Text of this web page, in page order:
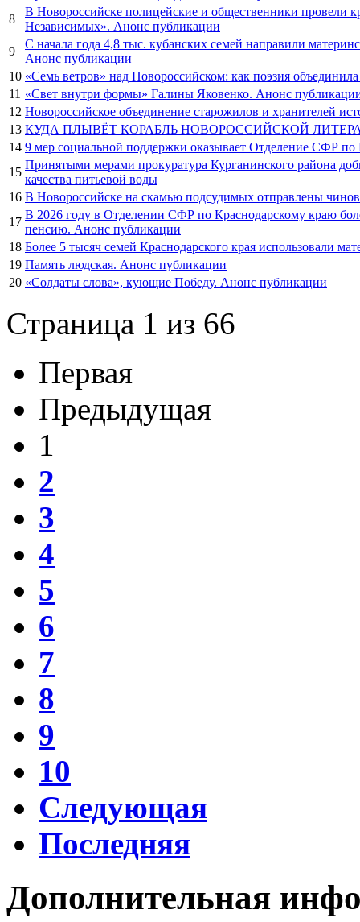
8
В Новороссийске полицейские и общественники провели
Независимых». Анонс публикации
9
С начала года 4,8 тыс. кубанских семей направили
Анонс публикации
10 «Семь ветров» над Новороссийском: как поэзия
11 «Свет внутри формы» Галины Яковенко. Анонс
12 Новороссийское объединение старожилов и хранителей
13 КУДА ПЛЫВЁТ КОРАБЛЬ НОВОРОССИЙСКОЙ
14 9 мер социальной поддержки оказывает Отделение СФР
15
Принятыми мерами прокуратура Курганинского района
качества питьевой воды
16 В Новороссийске на скамью подсудимых отправлены
17
В 2026 году в Отделении СФР по Краснодарскому краю
пенсию. Анонс публикации
18 Более 5 тысяч семей Краснодарского края использовали
19 Память людская. Анонс публикации
20 «Солдаты слова», кующие Победу. Анонс публикации
Страница 1 из 66
Первая
Предыдущая
1
2
3
4
5
6
7
8
9
10
Следующая
Последняя
Дополнительная